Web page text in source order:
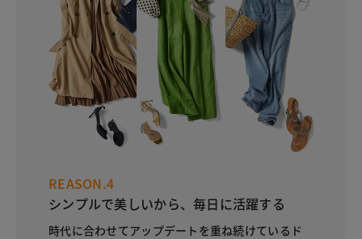
REASON.4
シンプルで美しいから、毎日に活躍する
時代に合わせてアップデートを重ね続けているド